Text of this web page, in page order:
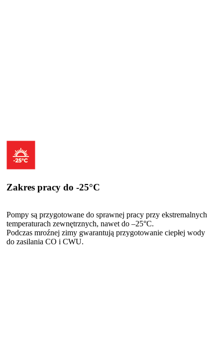
Zakres pracy do -25°C
Pompy są przygotowane do sprawnej pracy przy ekstremalnych
temperaturach zewnętrznych, nawet do –25°C.
Podczas mroźnej zimy gwarantują przygotowanie ciepłej wody
do zasilania CO i CWU.